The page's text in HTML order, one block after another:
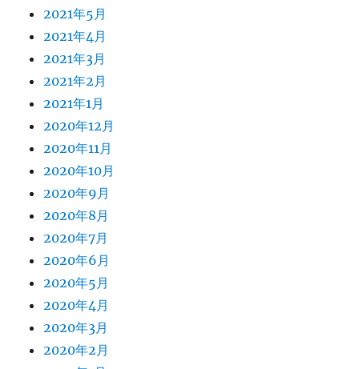
2021年5月
2021年4月
2021年3月
2021年2月
2021年1月
2020年12月
2020年11月
2020年10月
2020年9月
2020年8月
2020年7月
2020年6月
2020年5月
2020年4月
2020年3月
2020年2月